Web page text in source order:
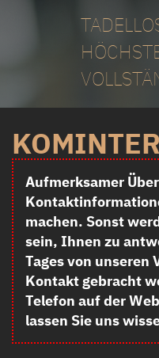
Aufmerksamer
machen. Sonst
sein, Ihnen zu
Tages von unseren
Kontakt gebracht
Telefon auf der
lassen Sie uns